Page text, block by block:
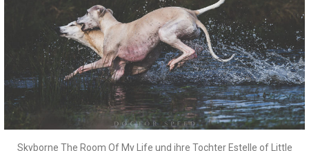
Skyborne The Room Of My Life und ihre Tochter Estelle of Little